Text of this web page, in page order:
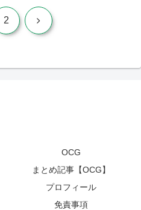
2 次
OCG
まとめ記事【OCG】
プロフィール
免責事項